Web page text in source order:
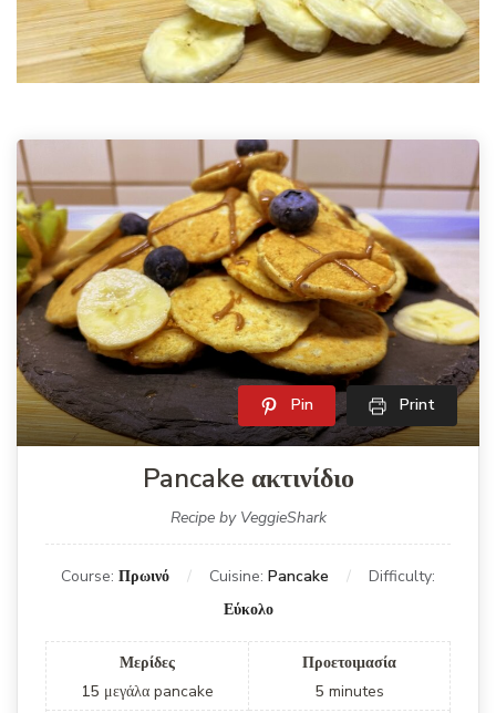
Pin Print
Pancake ακτινίδιο
Recipe by VeggieShark
Course: Πρωινό Cuisine: Pancake
Difficulty:
Εύκολο
Μερίδες
15 μεγάλα pancake
Προετοιμασία
5 minutes